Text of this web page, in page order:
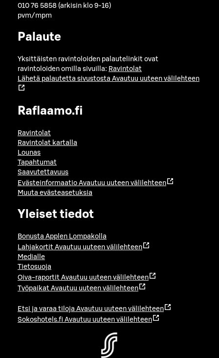
010 76 5858 (arkisin klo 9-16)
pvm/mpm
Palaute
Yksittäisten ravintoloiden palautelinkit ovat
ravintoloiden omilla sivuilla: Ravintolat
Lähetä palautetta sivustosta Avautuu uuteen välilehteen
Raflaamo.fi
Ravintolat
Ravintolat kartalla
Lounas
Tapahtumat
Saavutettavuus
Evästeinformaatio Avautuu uuteen välilehteen
Muuta evästeasetuksia
Yleiset tiedot
Bonusta Applen Lompakolla
Lahjakortit Avautuu uuteen välilehteen
Medialle
Tietosuoja
Oiva-raportit Avautuu uuteen välilehteen
Työpaikat Avautuu uuteen välilehteen
Etsi ja varaa tiloja Avautuu uuteen välilehteen
Sokoshotels.fi Avautuu uuteen välilehteen